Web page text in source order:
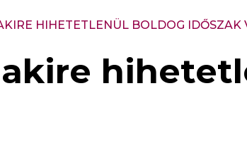
HIHETETLENÜL BOLDOG IDŐSZAK